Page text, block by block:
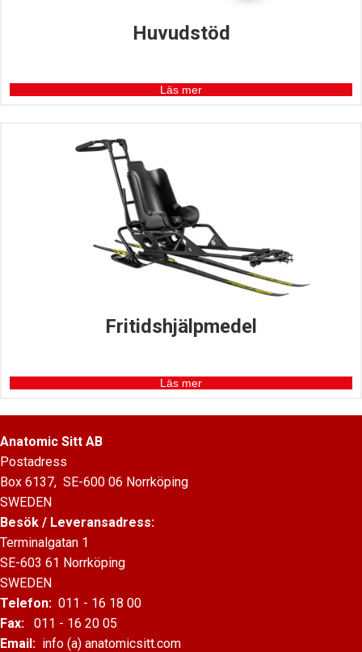
Huvudstöd
Läs mer
Fritidshjälpmedel
Läs mer
Anatomic Sitt AB
Postadress
Box 6137, SE-600 06 Norrköping
SWEDEN
Besök / Leveransadress:
Terminalgatan 1
SE-603 61 Norrköping
SWEDEN
Telefon: 011 - 16 18 00
Fax: 011 - 16 20 05
Email: info (a) anatomicsitt.com